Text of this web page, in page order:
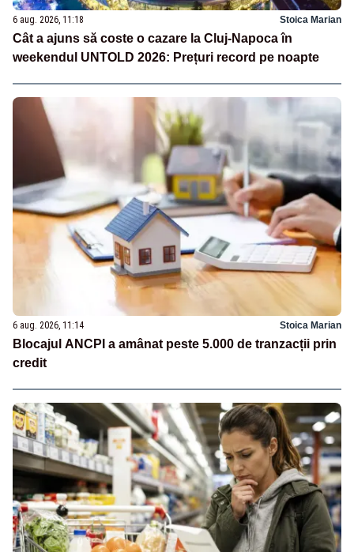
6 aug. 2026, 11:18 Stoica Marian
Cât a ajuns să coste o cazare la Cluj-Napoca în
weekendul UNTOLD 2026: Prețuri record pe noapte
6 aug. 2026, 11:14 Stoica Marian
Blocajul ANCPI a amânat peste 5.000 de tranzacții prin
credit